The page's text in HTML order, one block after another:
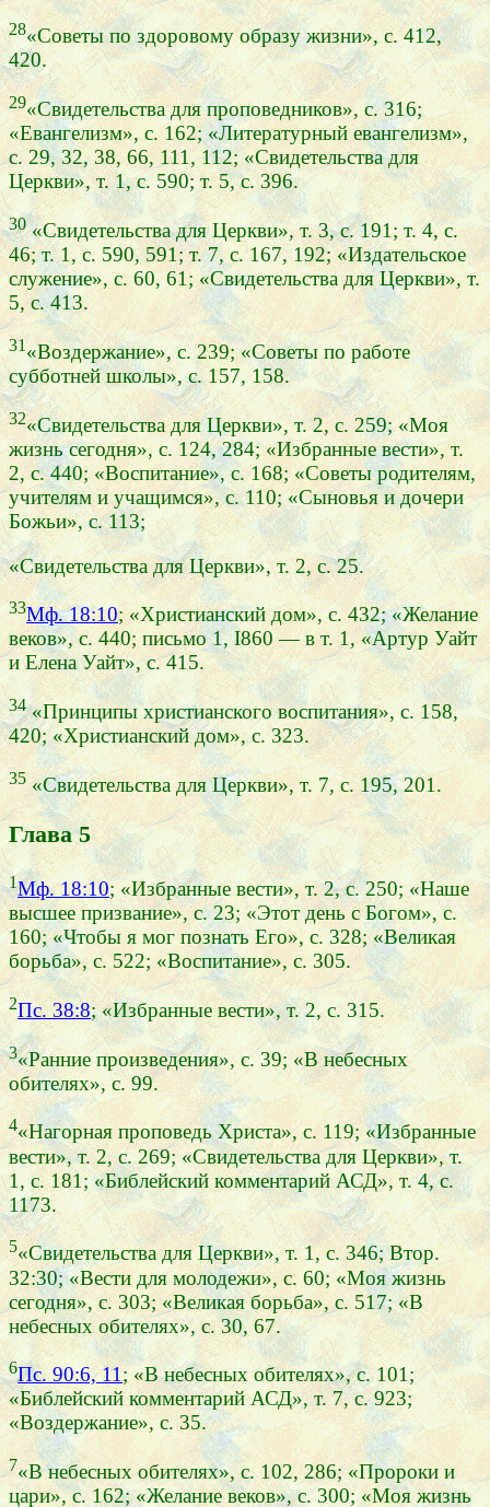
28«Советы по здоровому образу жизни», с. 412,
420.
29«Свидетельства для проповедников», с. 316;
«Евангелизм», с. 162; «Литературный евангелизм»,
с. 29, 32, 38, 66, 111, 112; «Свидетельства для
Церкви», т. 1, с. 590; т. 5, с. 396.
30«Свидетельства для Церкви», т. 3, с. 191; т. 4, с.
46; т. 1, с. 590, 591; т. 7, с. 167, 192; «Издательское
служение», с. 60, 61; «Свидетельства для Церкви», т.
5, с. 413.
31«Воздержание», с. 239; «Советы по работе
субботней школы», с. 157, 158.
32«Свидетельства для Церкви», т. 2, с. 259; «Моя
жизнь сегодня», с. 124, 284; «Избранные вести», т.
2, с. 440; «Воспитание», с. 168; «Советы родителям,
учителям и учащимся», с. 110; «Сыновья и дочери
Божьи», с. 113;
«Свидетельства для Церкви», т. 2, с. 25.
33Мф. 18:10; «Христианский дом», с. 432; «Желание
веков», с. 440; письмо 1, I860 — в т. 1, «Артур Уайт
и Елена Уайт», с. 415.
34«Принципы христианского воспитания», с. 158,
420; «Христианский дом», с. 323.
35 «Свидетельства для Церкви», т. 7, с. 195, 201.
Глава 5
1Мф. 18:10; «Избранные вести», т. 2, с. 250; «Наше
высшее призвание», с. 23; «Этот день с Богом», с.
160; «Чтобы я мог познать Его», с. 328; «Великая
борьба», с. 522; «Воспитание», с. 305.
2Пс. 38:8; «Избранные вести», т. 2, с. 315.
3«Ранние произведения», с. 39; «В небесных
обителях», с. 99.
4«Нагорная проповедь Христа», с. 119; «Избранные
вести», т. 2, с. 269; «Свидетельства для Церкви», т.
1, с. 181; «Библейский комментарий АСД», т. 4, с.
1173.
5«Свидетельства для Церкви», т. 1, с. 346; Втор.
32:30; «Вести для молодежи», с. 60; «Моя жизнь
сегодня», с. 303; «Великая борьба», с. 517; «В
небесных обителях», с. 30, 67.
6Пс. 90:6, 11; «В небесных обителях», с. 101;
«Библейский комментарий АСД», т. 7, с. 923;
«Воздержание», с. 35.
7«В небесных обителях», с. 102, 286; «Пророки и
цари», с. 162; «Желание веков», с. 300; «Моя жизнь